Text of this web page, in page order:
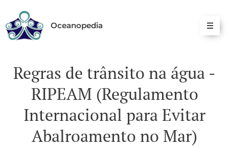
Oceanopedia
Regras de trânsito na água -
RIPEAM (Regulamento
Internacional para Evitar
Abalroamento no Mar)